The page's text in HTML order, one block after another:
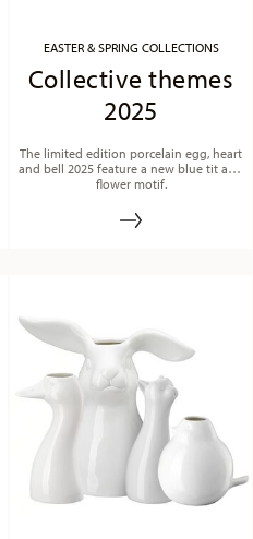
EASTER & SPRING COLLECTIONS
Collective themes
2025
The limited edition porcelain egg, heart
and bell 2025 feature a new blue tit and
flower motif.